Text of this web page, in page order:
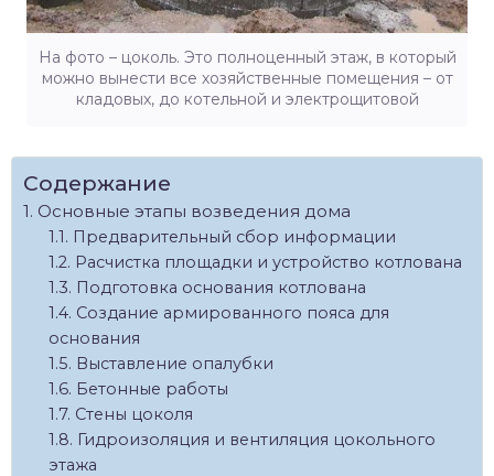
На фото – цоколь. Это полноценный этаж, в который
можно вынести все хозяйственные помещения – от
кладовых, до котельной и электрощитовой
Содержание
Основные этапы возведения дома
Предварительный сбор информации
Расчистка площадки и устройство котлована
Подготовка основания котлована
Создание армированного пояса для
основания
Выставление опалубки
Бетонные работы
Стены цоколя
Гидроизоляция и вентиляция цокольного
этажа